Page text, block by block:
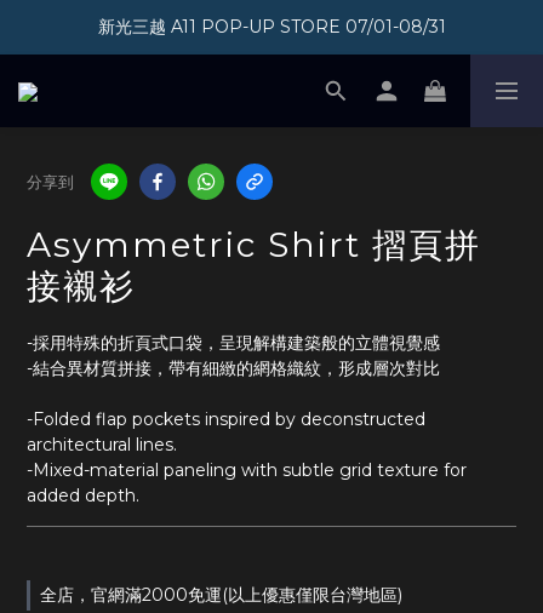
加入會員即享300元購物金
新光三越 A11 POP-UP STORE 07/01-08/31
分享到
Asymmetric Shirt 摺頁拼
接襯衫
-採用特殊的折頁式口袋，呈現解構建築般的立體視覺感
-結合異材質拼接，帶有細緻的網格織紋，形成層次對比
-Folded flap pockets inspired by deconstructed
architectural lines.
-Mixed-material paneling with subtle grid texture for
added depth.
全店，官網滿2000免運(以上優惠僅限台灣地區)